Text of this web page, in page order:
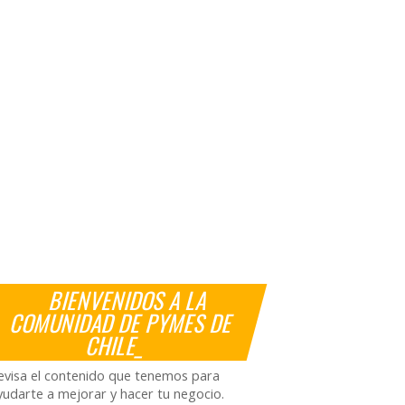
BIENVENIDOS A LA
COMUNIDAD DE PYMES DE
CHILE_
el contenido que tenemos para
a mejorar y hacer tu negocio.